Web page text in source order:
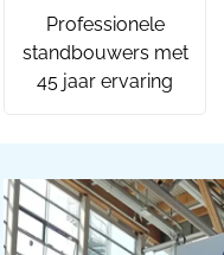
Professionele
standbouwers met
45 jaar ervaring